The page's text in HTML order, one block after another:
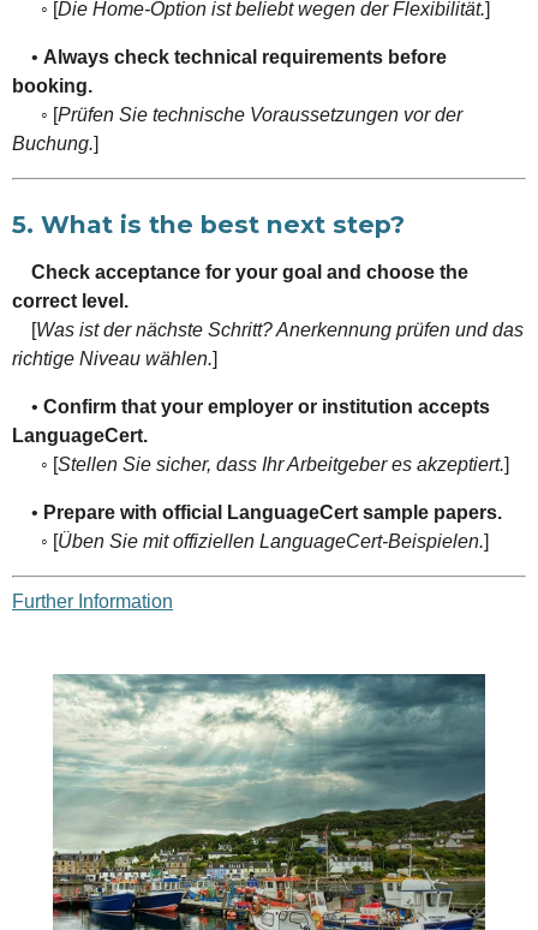
◦ [Die Home-Option ist beliebt wegen der Flexibilität.]
• Always check technical requirements before
booking.
◦ [Prüfen Sie technische Voraussetzungen vor der
Buchung.]
5. What is the best next step?
Check acceptance for your goal and choose the
correct level.
[Was ist der nächste Schritt? Anerkennung prüfen und das
richtige Niveau wählen.]
• Confirm that your employer or institution accepts
LanguageCert.
◦ [Stellen Sie sicher, dass Ihr Arbeitgeber es akzeptiert.]
• Prepare with official LanguageCert sample papers.
◦ [Üben Sie mit offiziellen LanguageCert-Beispielen.]
Further Information